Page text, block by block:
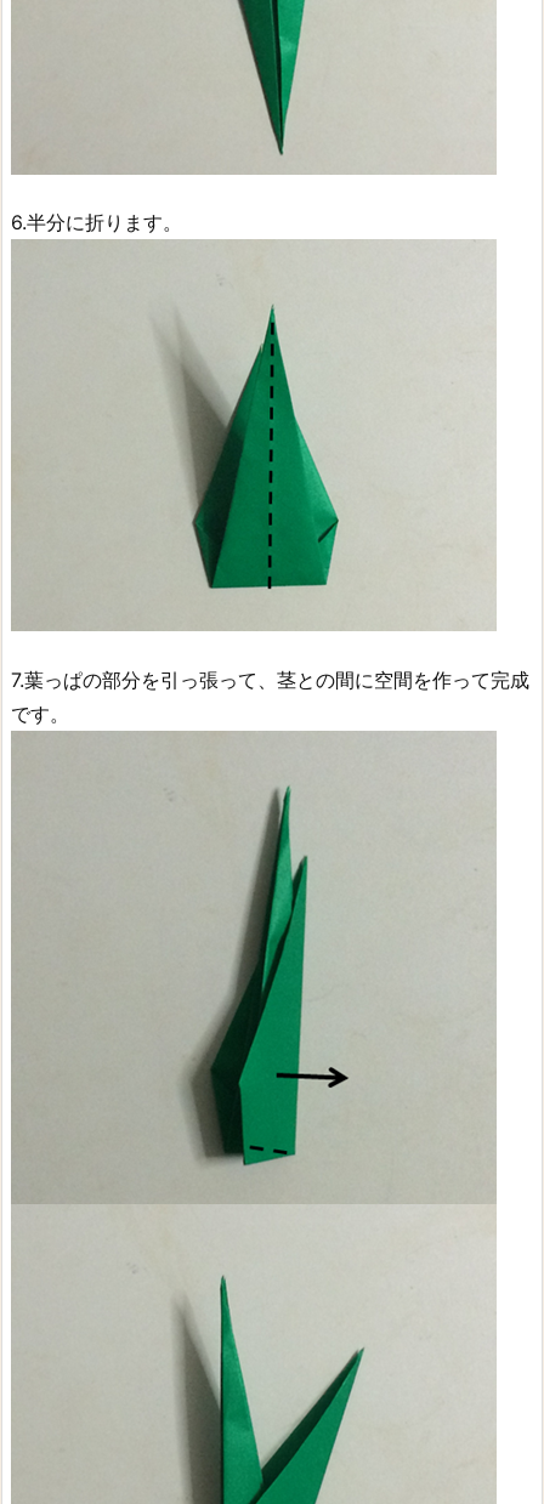
6.半分に折ります。
7.葉っぱの部分を引っ張って、茎との間に空間を作って完成
です。